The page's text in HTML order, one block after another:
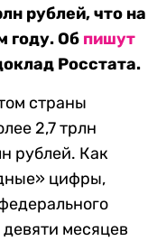
рублей, что на
году. Об пишут
Росстата.
страны
2,7 трлн
рублей. Как
цифры,
месяцев